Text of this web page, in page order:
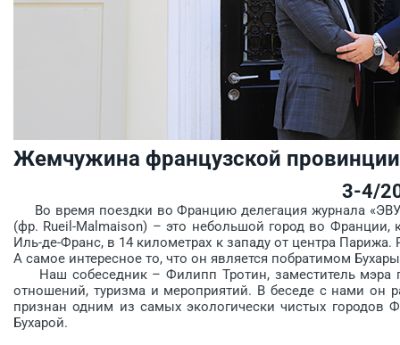
Жемчужина французской провинции
3-4/
Во время поездки во Францию делегация журнала
(фр. Rueil-Malmaison) – это небольшой город во Франции,
Иль-де-Франс, в 14 километрах к западу от центра
А самое интересное то, что он является побратимом
Наш собеседник – Филипп Тротин, заместитель мэра
отношений, туризма и мероприятий. В беседе с нами он
признан одним из самых экологически чистых городов
Бухарой.